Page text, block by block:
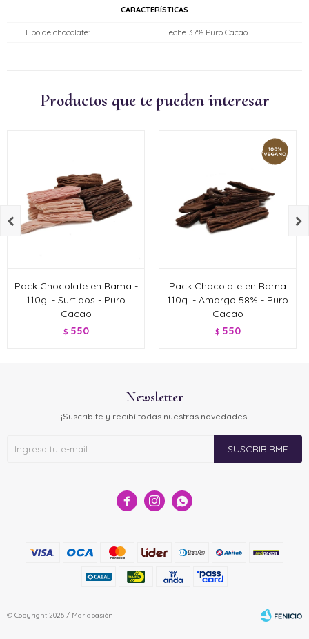
CARACTERÍSTICAS
Tipo de chocolate Leche 37% Puro Cacao
Productos que te pueden interesar
Pack Chocolate en Rama -
110g. - Surtidos - Puro
Cacao
$ 550
Pack Chocolate en Rama
110g. - Amargo 58% - Puro
Cacao
$ 550
 
  
Newsletter
¡Suscribite y recibí todas nuestras novedades!
SUSCRIBIRME
© Copyright 2026 / Mariapasión